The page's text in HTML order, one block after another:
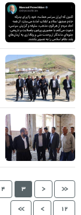
<<
<
3
4
12
>
>>